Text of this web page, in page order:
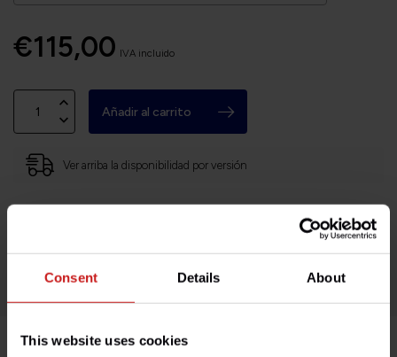
Consent Details About
This website uses cookies
€115,00 IVA incluido
Añadir al carrito
Ver arriba la disponibilidad por versión